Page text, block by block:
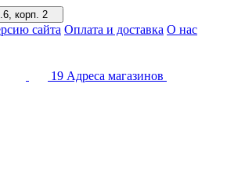
корп. 2
сайта Оплата и доставка О нас
19 Адреса магазинов